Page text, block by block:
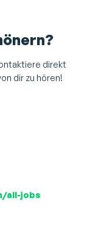
direkt
dir zu hören!
all-jobs